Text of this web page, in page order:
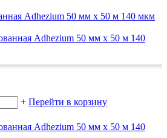
Adhezium 50 мм x 50 м 140 мкм
+ Перейти в корзину